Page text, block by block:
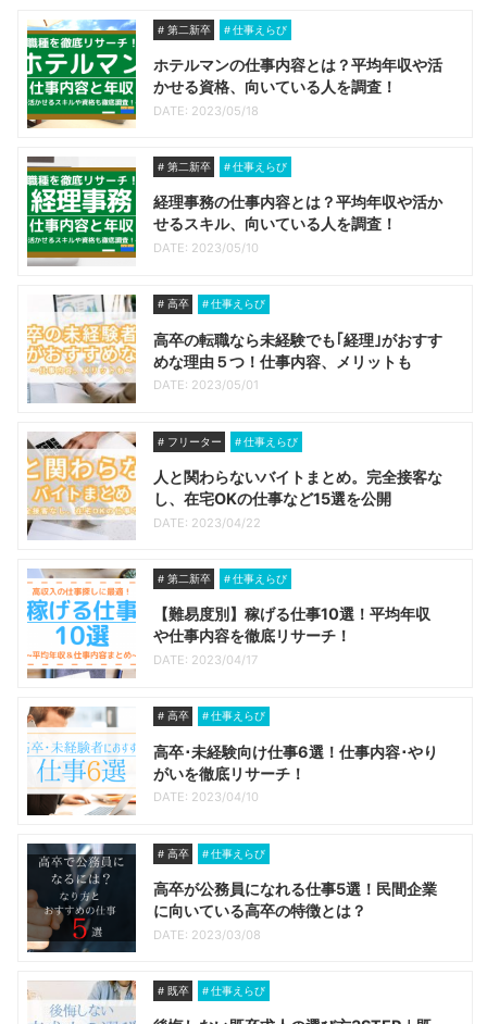
第二新卒 仕事えらび
ホテルマンの仕事内容とは？平均年収や活
かせる資格、向いている人を調査！
DATE: 2023/05/18
第二新卒 仕事えらび
経理事務の仕事内容とは？平均年収や活か
せるスキル、向いている人を調査！
DATE: 2023/05/10
高卒 仕事えらび
高卒の転職なら未経験でも｢経理｣がおすす
めな理由５つ！仕事内容、メリットも
DATE: 2023/05/01
フリーター 仕事えらび
人と関わらないバイトまとめ。完全接客な
し、在宅OKの仕事など15選を公開
DATE: 2023/04/22
第二新卒 仕事えらび
【難易度別】稼げる仕事10選！平均年収
や仕事内容を徹底リサーチ！
DATE: 2023/04/17
高卒 仕事えらび
高卒･未経験向け仕事6選！仕事内容･やり
がいを徹底リサーチ！
DATE: 2023/04/10
高卒 仕事えらび
高卒が公務員になれる仕事5選！民間企業
に向いている高卒の特徴とは？
DATE: 2023/03/08
既卒 仕事えらび